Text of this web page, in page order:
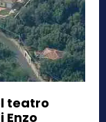
teatro
Enzo